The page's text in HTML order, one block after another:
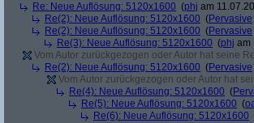
Re: Neue Auflösung: 5120x1600 (phj am
Re(2): Neue Auflösung: 5120x1600 (Pervasive
Re(2): Neue Auflösung: 5120x1600 (Pervasive
Re(3): Neue Auflösung: 5120x1600 (phj am
Vom Autor zurückgezogen oder Autor hat seine
Re(2): Neue Auflösung: 5120x1600 (Pervasive
Vom Autor zurückgezogen oder Autor hat
Re(4): Neue Auflösung: 5120x1600 (
Re(5): Neue Auflösung: 5120x1600 (
Re(6): Neue Auflösung: 5120x1600